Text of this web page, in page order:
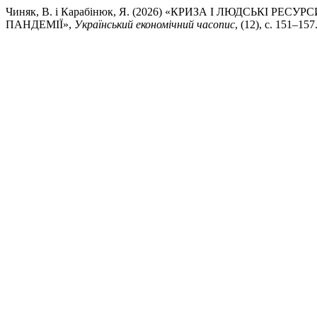
Чиняк, В. і Карабінюк, Я. (2026) «КРИЗА І ЛЮДСЬКІ
ПАНДЕМІЇ», Український економічний часопис, (12), с.